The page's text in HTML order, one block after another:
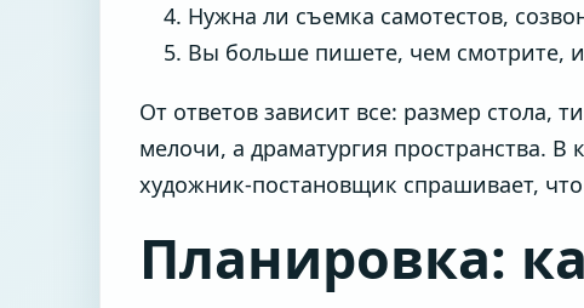
Нужна ли съемка самотестов,
Вы больше пишете, чем смотрите,
От ответов зависит все: размер стола,
мелочи, а драматургия пространства.
художник-постановщик спрашивает,
Планировка: